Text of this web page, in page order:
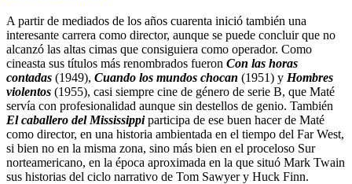
A partir de mediados de los años cuarenta inició también una
interesante carrera como director, aunque se puede concluir que no
alcanzó las altas cimas que consiguiera como operador. Como
cineasta sus títulos más renombrados fueron Con las horas
contadas (1949), Cuando los mundos chocan (1951) y Hombres
violentos (1955), casi siempre cine de género de serie B, que Maté
servía con profesionalidad aunque sin destellos de genio. También
El caballero del Mississippiparticipa de ese buen hacer de Maté
como director, en una historia ambientada en el tiempo del Far West,
si bien no en la misma zona, sino más bien en el proceloso Sur
norteamericano, en la época aproximada en la que situó Mark Twain
sus historias del ciclo narrativo de Tom Sawyer y Huck Finn.